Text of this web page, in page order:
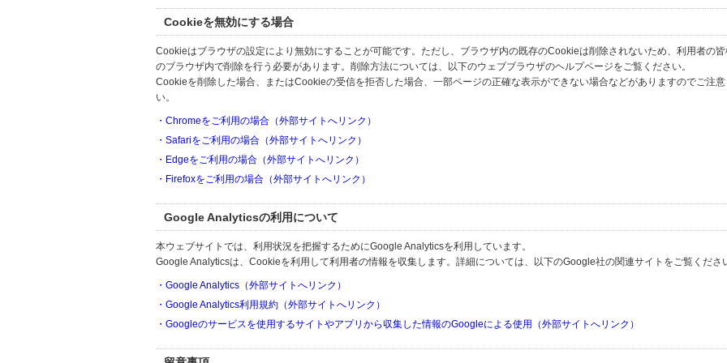
Cookieを無効にする場合
Cookieはブラウザの設定により無効にすることが可能です。ただし、ブラウザ内の既存のCookieは削除されないため、利用者の
のブラウザ内で削除を行う必要があります。削除方法については、以下のウェブブラウザのヘルプページをご覧ください。
Cookieを削除した場合、またはCookieの受信を拒否した場合、一部ページの正確な表示ができない場合などがありますのでご注意
い。
・Chromeをご利用の場合（外部サイトへリンク）
・Safariをご利用の場合（外部サイトへリンク）
・Edgeをご利用の場合（外部サイトへリンク）
・Firefoxをご利用の場合（外部サイトへリンク）
Google Analyticsの利用について
本ウェブサイトでは、利用状況を把握するためにGoogle Analyticsを利用しています。
Google Analyticsは、Cookieを利用して利用者の情報を収集します。詳細については、以下のGoogle社の関連サイトをご覧くださ
・Google Analytics（外部サイトへリンク）
・Google Analytics利用規約（外部サイトへリンク）
・Googleのサービスを使用するサイトやアプリから収集した情報のGoogleによる使用（外部サイトへリンク）